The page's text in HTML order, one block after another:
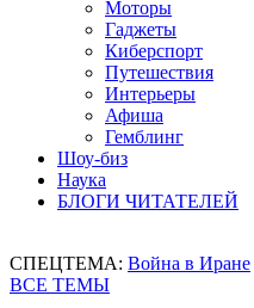
Моторы
Гаджеты
Киберспорт
Путешествия
Интерьеры
Афиша
Гемблинг
Шоу-биз
Наука
БЛОГИ ЧИТАТЕЛЕЙ
СПЕЦТЕМА: Война в Иране
ВСЕ ТЕМЫ